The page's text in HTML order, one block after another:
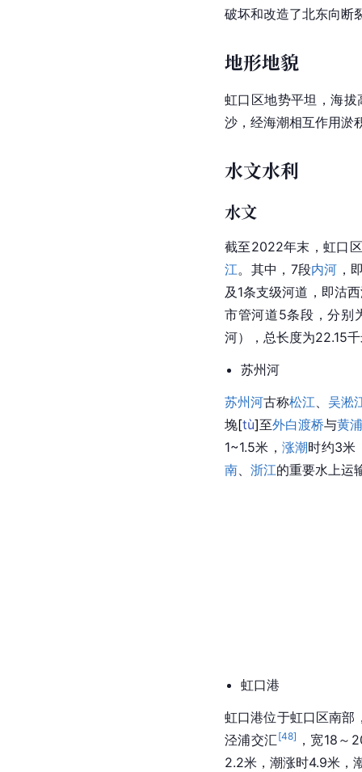
破坏和改造了北东向断
地形地貌
虹口区地势平坦，海拔
沙，经海潮相互作用淤
水文水利
水文
截至2022年末，虹口
江。其中，7段内河 ，
及1条支级河道，即沽
市管河道5条段，分别
河），总长度为22.15
苏州河
苏州河古称松江、吴淞
堍[tù]至外白渡桥与黄
1~1.5米， 涨潮时约3米
南、 浙江的重要水上运
虹口港
虹口港位于虹口区南部
泾浦交汇 [48] ，宽18～
2.2米，潮涨时4.9米，